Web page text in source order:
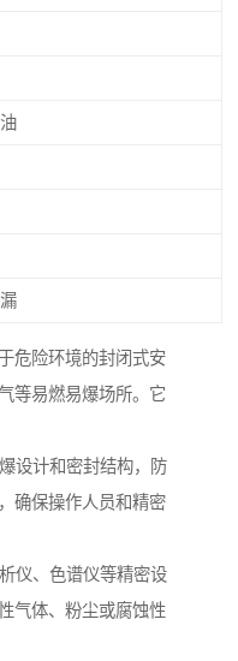
危险环境的封闭式安
等易燃易爆场所。它
设计和密封结构，防
确保操作人员和精密
仪、色谱仪等精密设
气体、粉尘或腐蚀性